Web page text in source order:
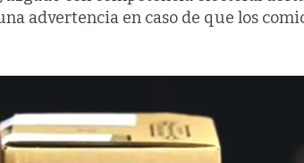
advertencia en caso de que los